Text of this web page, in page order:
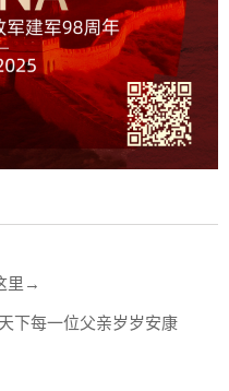
里→
下每一位父亲岁岁安康